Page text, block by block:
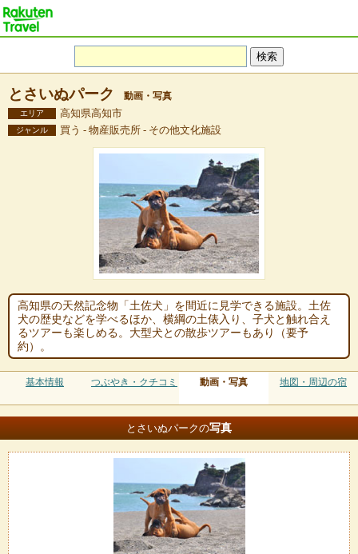
とさいぬパーク 動画・写真
エリア 高知県高知市
ジャンル 買う - 物産販売所 - その他文化施設
高知県の天然記念物「土佐犬」を間近に見学できる施設。土佐
犬の歴史などを学べるほか、横綱の土俵入り、子犬と触れ合え
るツアーも楽しめる。大型犬との散歩ツアーもあり（要予
約）。
基本情報 つぶやき・クチコミ 動画・写真 地図・周辺の宿
とさいぬパークの写真